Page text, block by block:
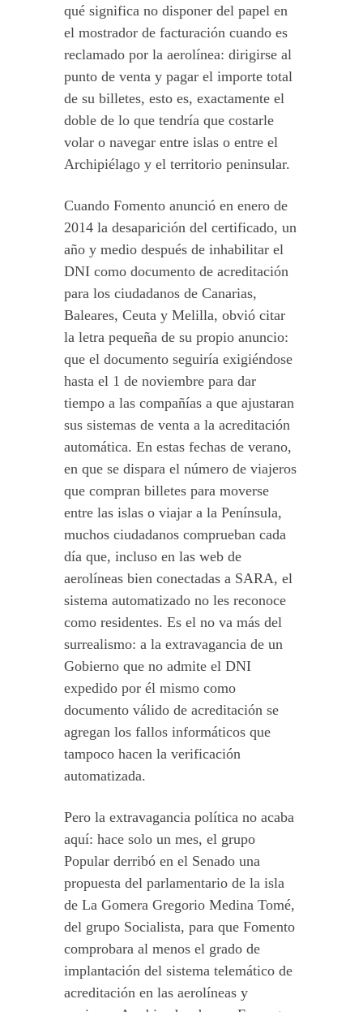
qué significa no disponer del papel en
el mostrador de facturación cuando es
reclamado por la aerolínea: dirigirse al
punto de venta y pagar el importe total
de su billetes, esto es, exactamente el
doble de lo que tendría que costarle
volar o navegar entre islas o entre el
Archipiélago y el territorio peninsular.
Cuando Fomento anunció en enero de
2014 la desaparición del certificado, un
año y medio después de inhabilitar el
DNI como documento de acreditación
para los ciudadanos de Canarias,
Baleares, Ceuta y Melilla, obvió citar
la letra pequeña de su propio anuncio:
que el documento seguiría exigiéndose
hasta el 1 de noviembre para dar
tiempo a las compañías a que ajustaran
sus sistemas de venta a la acreditación
automática. En estas fechas de verano,
en que se dispara el número de viajeros
que compran billetes para moverse
entre las islas o viajar a la Península,
muchos ciudadanos comprueban cada
día que, incluso en las web de
aerolíneas bien conectadas a SARA, el
sistema automatizado no les reconoce
como residentes. Es el no va más del
surrealismo: a la extravagancia de un
Gobierno que no admite el DNI
expedido por él mismo como
documento válido de acreditación se
agregan los fallos informáticos que
tampoco hacen la verificación
automatizada.
Pero la extravagancia política no acaba
aquí: hace solo un mes, el grupo
Popular derribó en el Senado una
propuesta del parlamentario de la isla
de La Gomera Gregorio Medina Tomé,
del grupo Socialista, para que Fomento
comprobara al menos el grado de
implantación del sistema telemático de
acreditación en las aerolíneas y